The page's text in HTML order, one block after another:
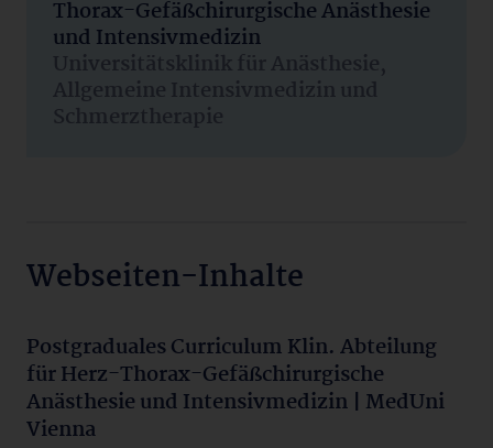
Thorax-Gefäßchirurgische Anästhesie
und Intensivmedizin
Universitätsklinik für Anästhesie,
Allgemeine Intensivmedizin und
Schmerztherapie
Webseiten-Inhalte
Postgraduales Curriculum Klin. Abteilung
für Herz-Thorax-Gefäßchirurgische
Anästhesie und Intensivmedizin | MedUni
Vienna